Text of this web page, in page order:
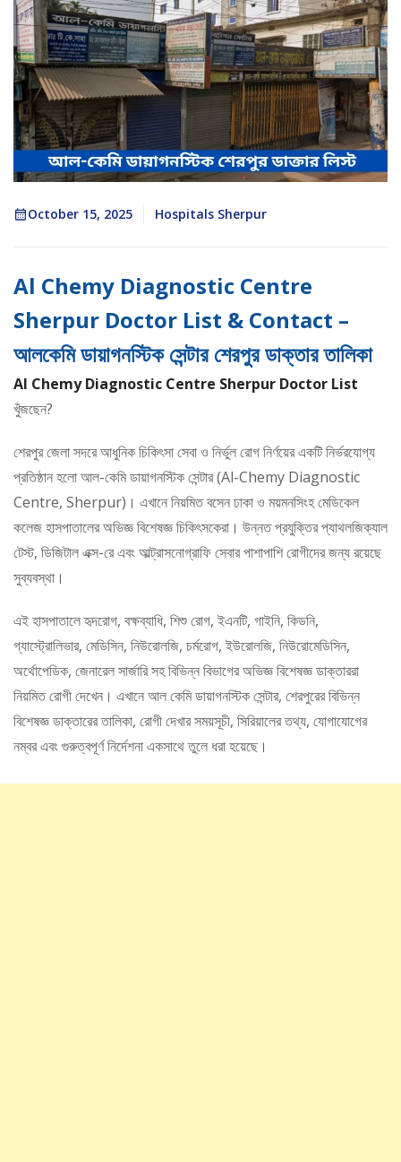
October 15, 2025 Hospitals Sherpur
Al Chemy Diagnostic Centre
Sherpur Doctor List & Contact –
আলকেমি ডায়াগনস্টিক সেন্টার শেরপুর ডাক্তার তালিকা
Al Chemy Diagnostic Centre Sherpur Doctor List
খুঁজছেন?
শেরপুর জেলা সদরে আধুনিক চিকিৎসা সেবা ও নির্ভুল রোগ নির্ণয়ের একটি নির্ভরযোগ্য
প্রতিষ্ঠান হলো আল-কেমি ডায়াগনস্টিক সেন্টার (Al-Chemy Diagnostic
Centre, Sherpur)। এখানে নিয়মিত বসেন ঢাকা ও ময়মনসিংহ মেডিকেল
কলেজ হাসপাতালের অভিজ্ঞ বিশেষজ্ঞ চিকিৎসকেরা। উন্নত প্রযুক্তির প্যাথলজিক্যাল
টেস্ট, ডিজিটাল এক্স-রে এবং আল্ট্রাসনোগ্রাফি সেবার পাশাপাশি রোগীদের জন্য রয়েছে
সুব্যবস্থা।
এই হাসপাতালে হৃদরোগ, বক্ষব্যাধি, শিশু রোগ, ইএনটি, গাইনি, কিডনি,
গ্যাস্ট্রোলিভার, মেডিসিন, নিউরোলজি, চর্মরোগ, ইউরোলজি, নিউরোমেডিসিন,
অর্থোপেডিক, জেনারেল সার্জারি সহ বিভিন্ন বিভাগের অভিজ্ঞ বিশেষজ্ঞ ডাক্তাররা
নিয়মিত রোগী দেখেন। এখানে আল কেমি ডায়াগনস্টিক সেন্টার, শেরপুরের বিভিন্ন
বিশেষজ্ঞ ডাক্তারের তালিকা, রোগী দেখার সময়সূচী, সিরিয়ালের তথ্য, যোগাযোগের
নম্বর এবং গুরুত্বপূর্ণ নির্দেশনা একসাথে তুলে ধরা হয়েছে।